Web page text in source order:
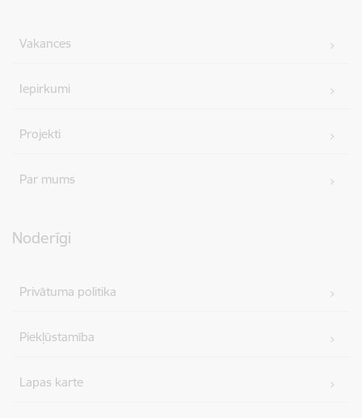
Vakances
Iepirkumi
Projekti
Par mums
Noderīgi
Privātuma politika
Piekļūstamība
Lapas karte